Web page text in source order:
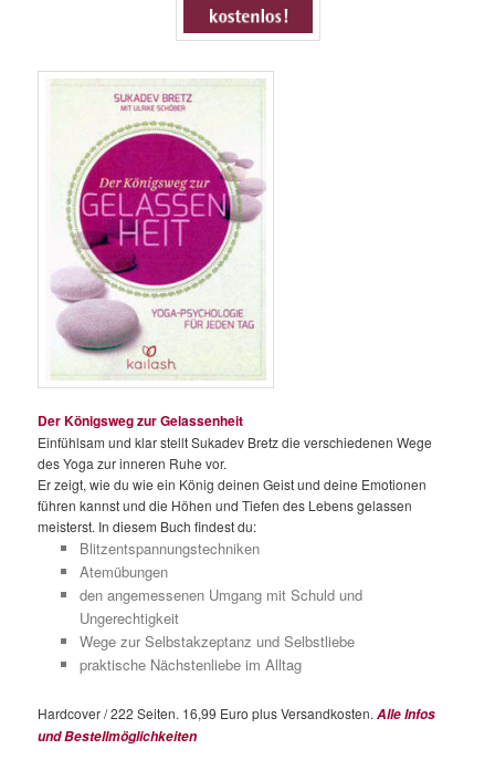
Der Königsweg zur Gelassenheit
Einfühlsam und klar stellt Sukadev Bretz die verschiedenen Wege
des Yoga zur inneren Ruhe vor.
Er zeigt, wie du wie ein König deinen Geist und deine Emotionen
führen kannst und die Höhen und Tiefen des Lebens gelassen
meisterst. In diesem Buch findest du:
Blitzentspannungstechniken
Atemübungen
den angemessenen Umgang mit Schuld und
Ungerechtigkeit
Wege zur Selbstakzeptanz und Selbstliebe
praktische Nächstenliebe im Alltag
Hardcover / 222 Seiten. 16,99 Euro plus Versandkosten.Alle Infos
und Bestellmöglichkeiten